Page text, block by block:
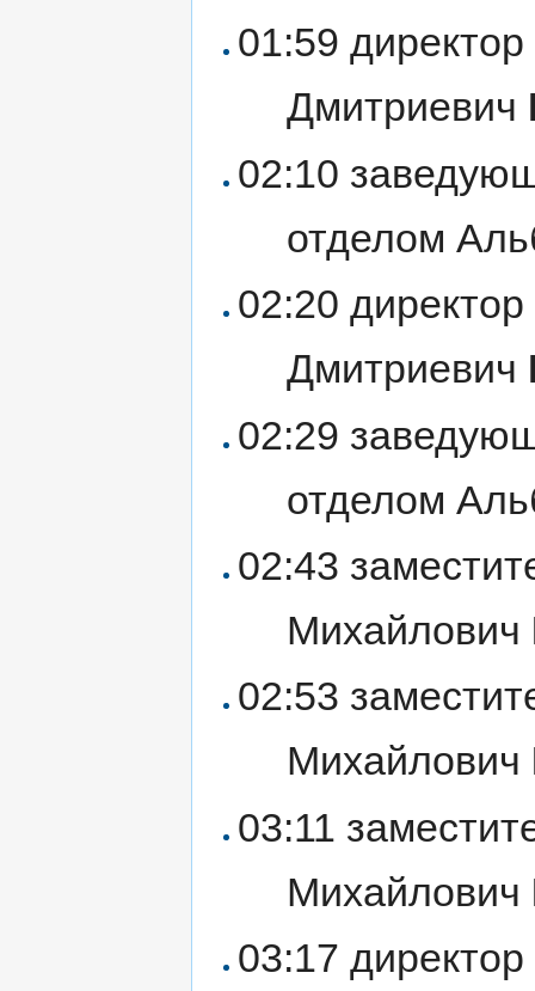
01:59
Дмитриевич
02:10
отделом
02:20
Дмитриевич
02:29
отделом
02:43
Михайлович
02:53
Михайлович
03:11
Михайлович
03:17